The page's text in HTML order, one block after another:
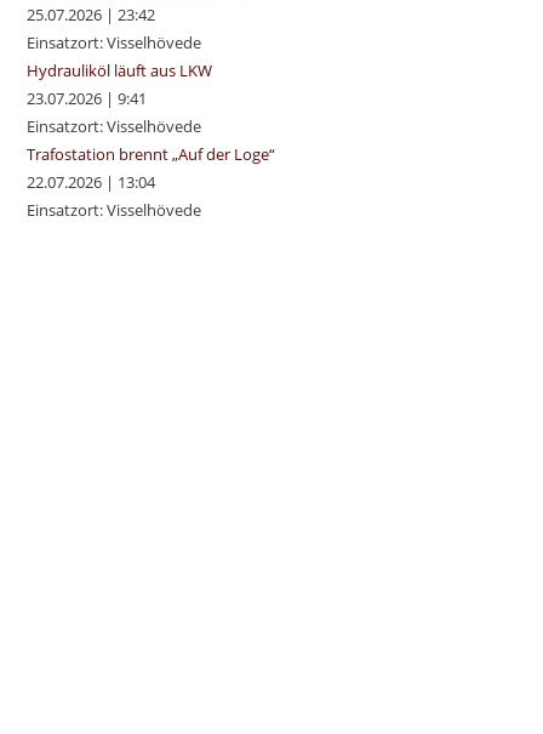
25.07.2026 |23:42
Einsatzort: Visselhövede
Hydrauliköl läuft aus LKW
23.07.2026 |9:41
Einsatzort: Visselhövede
Trafostation brennt „Auf der Loge“
22.07.2026 | 13:04
Einsatzort: Visselhövede